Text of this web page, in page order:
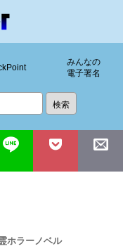
みんなの
電子署名
ホラーノベル